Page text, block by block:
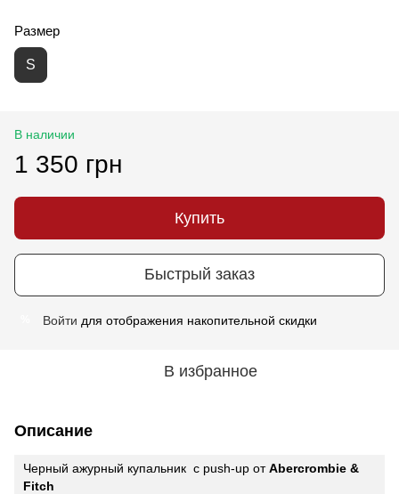
Размер
S
В наличии
1 350 грн
Купить
Быстрый заказ
Войти для отображения накопительной скидки
В избранное
Описание
Черный ажурный купальник c push-up отAbercrombie &
Fitch